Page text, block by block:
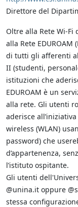
Direttore del
Oltre alla Rete Wi-Fi
alla Rete
di tutti gli afferenti
II (studenti,
istituzioni che
EDUROAM è un
alla rete. Gli utenti
aderisce
wireless (WLAN)
password) che
d’appartenenza,
l’istituto ospitante.
Gli utenti
@unina.it oppure
stessa